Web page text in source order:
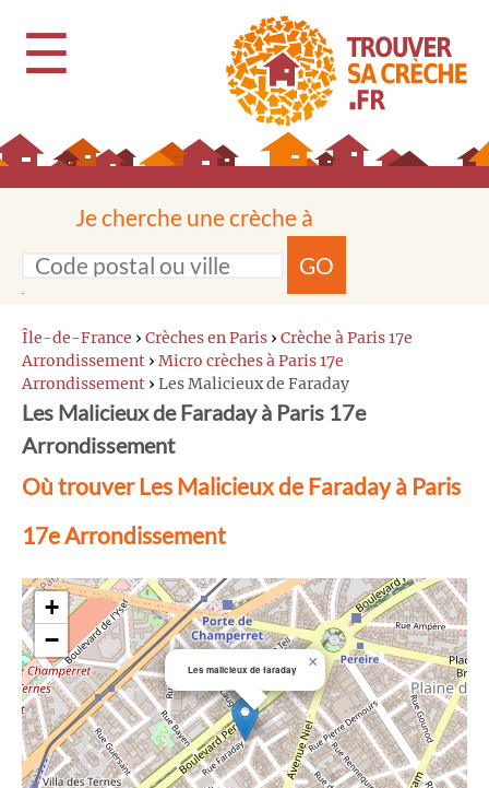
☰
Je cherche une crèche à
GO
Île-de-France › Crèches en Paris › Crèche à Paris 17e
Arrondissement › Micro crèches à Paris 17e
Arrondissement › Les Malicieux de Faraday
Les Malicieux de Faraday à Paris 17e
Arrondissement
Où trouver Les Malicieux de Faraday à Paris
17e Arrondissement
Les malicieux de faraday ×
+
−